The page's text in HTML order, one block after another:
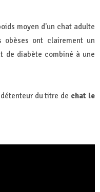
moyen d'un chat adulte
ont clairement un
de diabète combiné à une
du titre de chat le